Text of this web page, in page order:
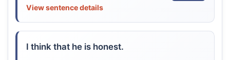
View sentence details
I think that he is honest.